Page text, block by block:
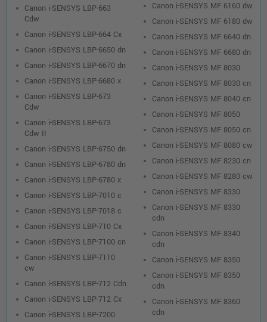
Canon i-SENSYS LBP-663
Cdw
Canon i-SENSYS LBP-664 Cx
Canon i-SENSYS LBP-6650 dn
Canon i-SENSYS LBP-6670 dn
Canon i-SENSYS LBP-6680 x
Canon i-SENSYS LBP-673
Cdw
Canon i-SENSYS LBP-673
Cdw II
Canon i-SENSYS LBP-6750 dn
Canon i-SENSYS LBP-6780 dn
Canon i-SENSYS LBP-6780 x
Canon i-SENSYS LBP-7010 c
Canon i-SENSYS LBP-7018 c
Canon i-SENSYS LBP-710 Cx
Canon i-SENSYS LBP-7100 cn
Canon i-SENSYS LBP-7110
cw
Canon i-SENSYS LBP-712 Cdn
Canon i-SENSYS LBP-712 Cx
Canon i-SENSYS LBP-7200
Canon i-SENSYS MF 6160 dw
Canon i-SENSYS MF 6180 dw
Canon i-SENSYS MF 6640 dn
Canon i-SENSYS MF 6680 dn
Canon i-SENSYS MF 8030
Canon i-SENSYS MF 8030 cn
Canon i-SENSYS MF 8040 cn
Canon i-SENSYS MF 8050
Canon i-SENSYS MF 8050 cn
Canon i-SENSYS MF 8080 cw
Canon i-SENSYS MF 8230 cn
Canon i-SENSYS MF 8280 cw
Canon i-SENSYS MF 8330
Canon i-SENSYS MF 8330
cdn
Canon i-SENSYS MF 8340
cdn
Canon i-SENSYS MF 8350
Canon i-SENSYS MF 8350
cdn
Canon i-SENSYS MF 8360
cdn